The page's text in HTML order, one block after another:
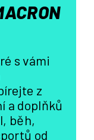
s vámi
z
a doplňků
běh,
od